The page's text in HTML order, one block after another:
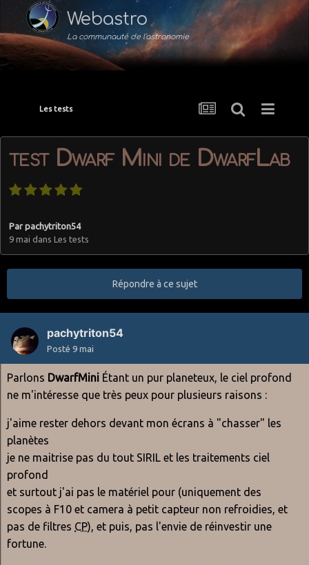
Webastro
La communauté de l'astronomie
Les tests
test Dwarf Mini de DwarfLab
Par pachytriton54
9 mai dans Les tests
Répondre à ce sujet
pachytriton54
Posté 9 mai
Parlons DwarfMini Étant un pur planeteux, le ciel profond
ne m'intéresse que très peux pour plusieurs raisons :
j'aime rester dehors devant mon écrans à "chasser" les
planètes
je ne maitrise pas du tout SIRIL et les traitements ciel
profond
et surtout j'ai pas le matériel pour (uniquement des
scopes à F10 et camera à petit capteur non refroidies, et
pas de filtres CP), et puis, pas l'envie de réinvestir une
fortune.